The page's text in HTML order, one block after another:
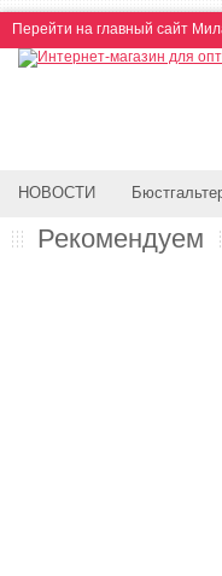
Перейти на главный сайт
НОВОСТИ
Рекомендуем